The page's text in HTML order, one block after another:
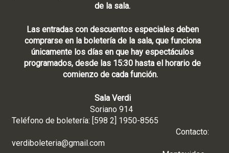
de la sala.
Las entradas con descuentos especiales deben
comprarse en la boletería de la sala, que funciona
únicamente los días en que hay espectáculos
programados, desde las 15:30 hasta el horario de
comienzo de cada función.
Sala Verdi
Soriano 914
Teléfono de boletería: [598 2] 1950-8565
Contacto:
verdiboleteria@gmail.com